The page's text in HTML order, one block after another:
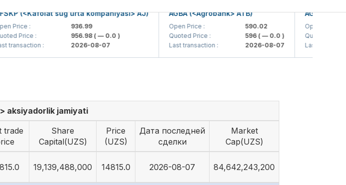
(<Kafolat sug'urta kompaniyasi> AJ)
:
936.99
Price :
956.98( — 0.0 )
:
2026-08-07
AGBA (<Agrobank> ATB)
Open Price :
590.02
Quoted Price :
( — 0.0 )
Last transaction :
2026-08-07
AGBAP
Open Price :
Quoted Price :
Last transaction :
aksiyadorlik jamiyati
trade
Share
Capital(UZS)
Price
(UZS)
Дата последней
сделки
Market
Cap(UZS)
19,139,488,000 14815.0 2026-08-07 84,642,243,200